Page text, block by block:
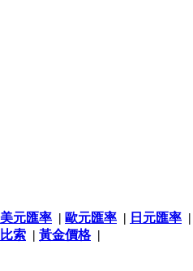
美元匯率 | 歐元匯率 | 日元匯率 |
比索 | 黃金價格|